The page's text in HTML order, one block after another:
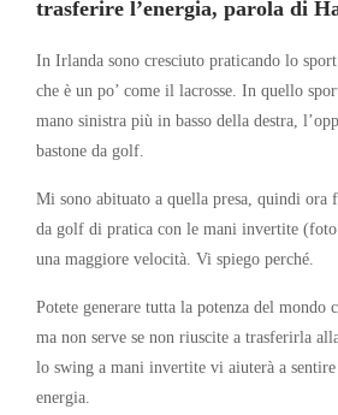
trasferire l’energia, parola di
In Irlanda sono cresciuto praticando lo
che è un po’ come il lacrosse. In quello
mano sinistra più in basso della destra,
bastone da golf.
Mi sono abituato a quella presa, quindi ora
da golf di pratica con le mani invertite (foto
una maggiore velocità. Vi spiego perché.
Potete generare tutta la potenza del mondo
ma non serve se non riuscite a trasferirla
lo swing a mani invertite vi aiuterà a
energia.